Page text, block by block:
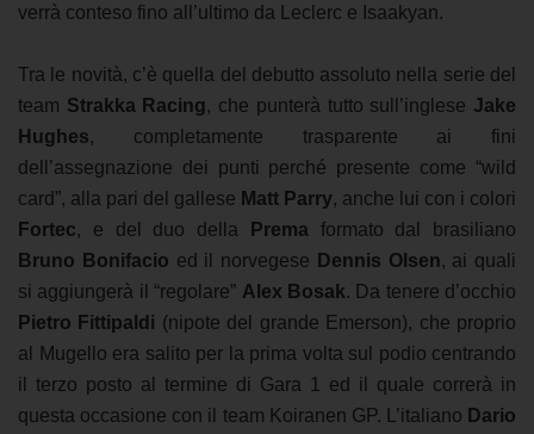
verrà conteso fino all’ultimo da Leclerc e Isaakyan.
Tra le novità, c’è quella del debutto assoluto nella serie del
team Strakka Racing, che punterà tutto sull’inglese Jake
Hughes, completamente trasparente ai fini
dell’assegnazione dei punti perché presente come “wild
card”, alla pari del gallese Matt Parry, anche lui con i colori
Fortec, e del duo della Prema formato dal brasiliano
Bruno Bonifacio ed il norvegese Dennis Olsen, ai quali
si aggiungerà il “regolare” Alex Bosak. Da tenere d’occhio
Pietro Fittipaldi (nipote del grande Emerson), che proprio
al Mugello era salito per la prima volta sul podio centrando
il terzo posto al termine di Gara 1 ed il quale correrà in
questa occasione con il team Koiranen GP. L’italiano Dario